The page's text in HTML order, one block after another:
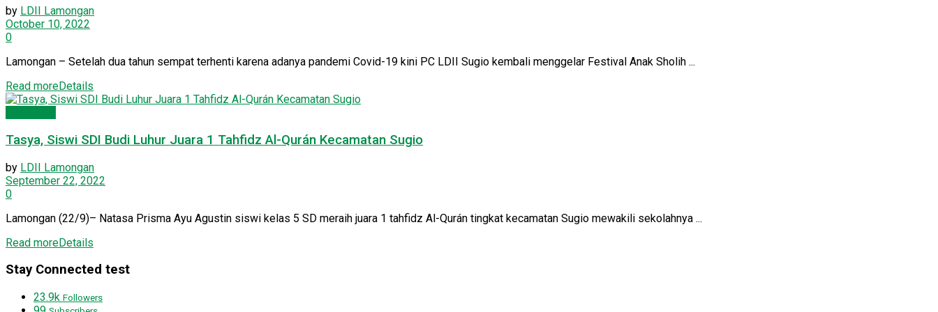
by LDII Lamongan
October 10, 2022
0
Lamongan – Setelah dua tahun sempat terhenti karena adanya pandemi Covid-19 kini PC LDII Sugio kembali menggelar Festival Anak Sholih ...
Read moreDetails
Tasya, Siswi SDI Budi Luhur Juara 1 Tahfidz Al-Qurán Kecamatan Sugio
by LDII Lamongan
September 22, 2022
0
Lamongan (22/9)– Natasa Prisma Ayu Agustin siswi kelas 5 SD meraih juara 1 tahfidz Al-Qurán tingkat kecamatan Sugio mewakili sekolahnya ...
Read moreDetails
Stay Connected test
23.9k Followers